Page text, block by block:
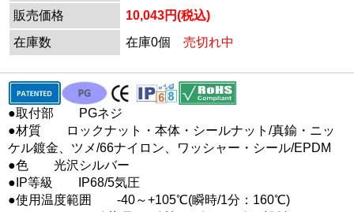
販売価格
10,043円(税込)
在庫数
在庫0個 売切れ中
●取付部 PGネジ
●材質 ロックナット・本体・シールナット/真鍮・ニッ
ケル鍍金、ツメ/66ナイロン、ワッシャー・シール/EPDM
●色 光沢シルバー
●IP等級 IP68/5気圧
●使用温度範囲 -40～+105℃(瞬時/1分：160℃)